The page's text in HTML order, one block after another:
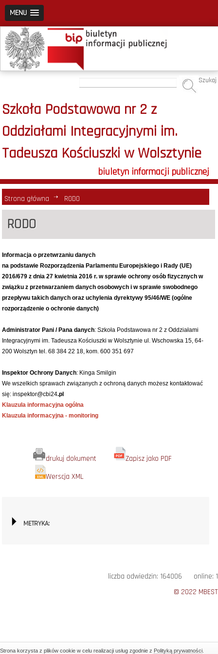
MENU
Strona korzysta z plików cookie w celu realizacji usług zgodnie z Polityką prywatności
Szukaj
Szkoła Podstawowa nr 2 z
Oddziałami Integracyjnymi im.
Tadeusza Kościuszki w Wolsztynie
biuletyn informacji publicznej
Strona główna RODO
RODO
Informacja o przetwrzaniu danych
na podstawie Rozporządzenia Parlamentu Europejskiego i Rady (UE)
2016/679 z dnia 27 kwietnia 2016 r. w sprawie ochrony osób fizycznych w
związku z przetwarzaniem danych osobowych i w sprawie swobodnego
przepływu takich danych oraz uchylenia dyrektywy 95/46/WE (ogólne
rozporządzenie o ochronie danych)
Administrator Pani / Pana danych: Szkoła Podstawowa nr 2 z Oddziałami
Integracyjnymi im. Tadeusza Kościuszki w Wolsztynie ul. Wschowska 15, 64-
200 Wolsztyn tel. 68 384 22 18, kom. 600 351 697
Inspektor Ochrony Danych: Kinga Smilgin
We wszelkich sprawach związanych z ochroną danych możesz kontaktować
się: inspektor@cbi24.pl
Klauzula informacyjna ogólna
Klauzula informacyjna - monitoring
drukuj dokument
Zapisz jako PDF
Werscja XML
METRYKA:
liczba odwiedzin: 164006 online: 1
© 2022 MBEST